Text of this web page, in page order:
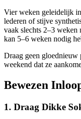
Vier weken geleidelijk
lederen of stijve
vaak slechts 2–3
kan 5–6 weken nodig
Draag geen gloednieuw
weekend dat ze
Bewezen
1. Draag Dikke